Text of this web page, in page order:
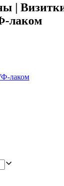
|
лаком
лаком